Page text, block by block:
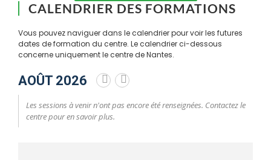
CALENDRIER DES FORMATIONS
Vous pouvez naviguer dans le calendrier pour voir les futures
dates de formation du centre. Le calendrier ci-dessous
concerne uniquement le centre de Nantes.
AOÛT 2026
Les sessions à venir n'ont pas encore été renseignées. Contactez le
centre pour en savoir plus.